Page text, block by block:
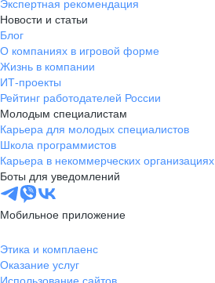
Экспертная рекомендация
Новости и статьи
Блог
О компаниях в игровой форме
Жизнь в компании
ИТ-проекты
Рейтинг работодателей России
Молодым специалистам
Карьера для молодых специалистов
Школа программистов
Карьера в некоммерческих организациях
Боты для уведомлений
Мобильное приложение
Этика и комплаенс
Оказание услуг